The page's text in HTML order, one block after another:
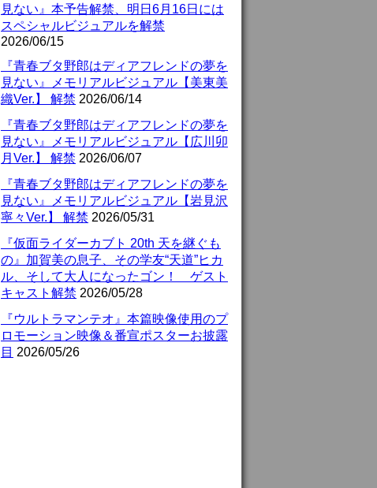
見ない』本予告解禁、明日6月16日には
スペシャルビジュアルを解禁
2026/06/15
『青春ブタ野郎はディアフレンドの夢を
見ない』メモリアルビジュアル【美東美
織Ver.】 解禁 2026/06/14
『青春ブタ野郎はディアフレンドの夢を
見ない』メモリアルビジュアル【広川卯
月Ver.】 解禁 2026/06/07
『青春ブタ野郎はディアフレンドの夢を
見ない』メモリアルビジュアル【岩見沢
寧々Ver.】 解禁 2026/05/31
『仮面ライダーカブト 20th 天を継ぐも
の』加賀美の息子、その学友“天道”ヒカ
ル、そして大人になったゴン！ ゲスト
キャスト解禁 2026/05/28
『ウルトラマンテオ』本篇映像使用のプ
ロモーション映像＆番宣ポスターお披露
目 2026/05/26